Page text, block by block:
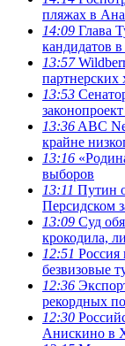
пляжах в
14:09 Глава
кандидатов
13:57
партнерских
13:53
13:36 ABC
крайне
13:16
выборов
13:11 Путин
Персидском
13:09 Суд
крокодила,
12:51 Россия
безвизовые
12:36
рекордных
12:30
Анискино в